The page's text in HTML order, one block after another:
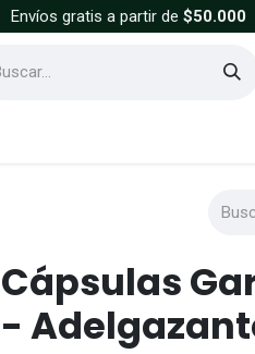
Envíos gratis a partir de $50.000
Cápsulas
-